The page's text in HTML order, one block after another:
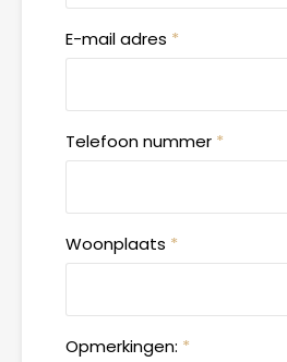
E-mail adres *
Telefoon nummer *
Woonplaats *
Opmerkingen: *